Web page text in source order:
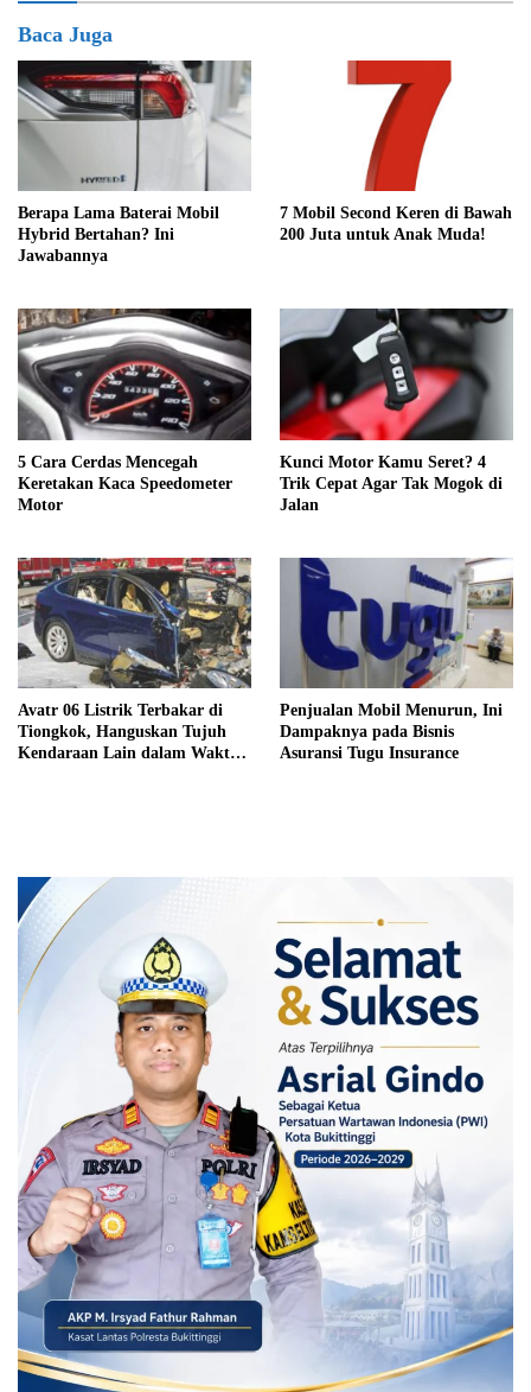
Baca Juga
Berapa Lama Baterai Mobil
Hybrid Bertahan? Ini
Jawabannya
7 Mobil Second Keren di Bawah
200 Juta untuk Anak Muda!
5 Cara Cerdas Mencegah
Keretakan Kaca Speedometer
Motor
Kunci Motor Kamu Seret? 4
Trik Cepat Agar Tak Mogok di
Jalan
Avatr 06 Listrik Terbakar di
Tiongkok, Hanguskan Tujuh
Kendaraan Lain dalam Waktu
Penjualan Mobil Menurun, Ini
Dampaknya pada Bisnis
Asuransi Tugu Insurance